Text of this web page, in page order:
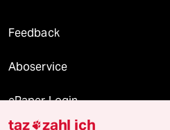
Feedback
Aboservice
ePaper Login
taz zahl ich